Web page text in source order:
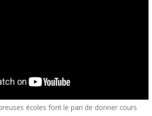
écoles font le pari de donner cours